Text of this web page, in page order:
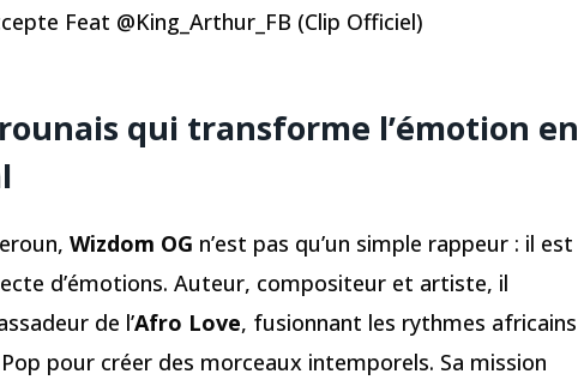
Feat @King_Arthur_FB (Clip Officiel)
qui transforme l’émotion en
Wizdom OG n’est pas qu’un simple rappeur : il est
d’émotions. Auteur, compositeur et artiste, il
de l’Afro Love, fusionnant les rythmes africains
pour créer des morceaux intemporels. Sa mission